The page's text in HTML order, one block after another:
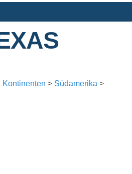
Kontinenten > Südamerika >